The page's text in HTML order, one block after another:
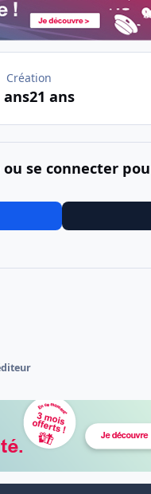
Création
ans21 ans
se connecter